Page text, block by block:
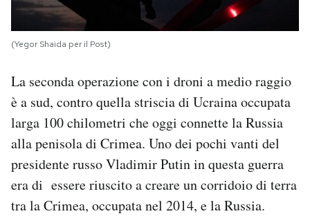
(Yegor Shaida per il Post)
La seconda operazione con i droni a medio raggio
è a sud, contro quella striscia di Ucraina occupata
larga 100 chilometri che oggi connette la Russia
alla penisola di Crimea. Uno dei pochi vanti del
presidente russo Vladimir Putin in questa guerra
era di essere riuscito a creare un corridoio di terra
tra la Crimea, occupata nel 2014, e la Russia.